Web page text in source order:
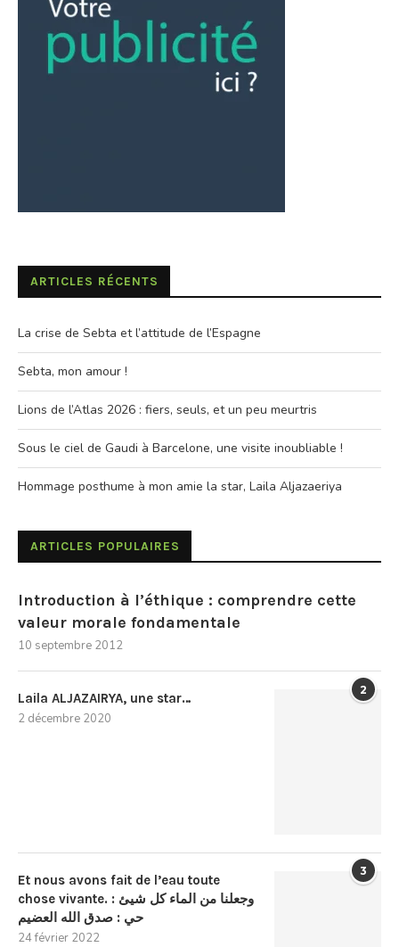
ARTICLES RÉCENTS
La crise de Sebta et l’attitude de l’Espagne
Sebta, mon amour !
Lions de l’Atlas 2026 : fiers, seuls, et un peu meurtris
Sous le ciel de Gaudi à Barcelone, une visite inoubliable !
Hommage posthume à mon amie la star, Laila Aljazaeriya
ARTICLES POPULAIRES
Introduction à l’éthique : comprendre cette
valeur morale fondamentale
10 septembre 2012
2
Laila ALJAZAIRYA, une star…
2 décembre 2020
3
Et nous avons fait de l’eau toute
chose vivante. : وجعلنا من الماء كل شيئ
حي : صدق الله العضيم
24 février 2022